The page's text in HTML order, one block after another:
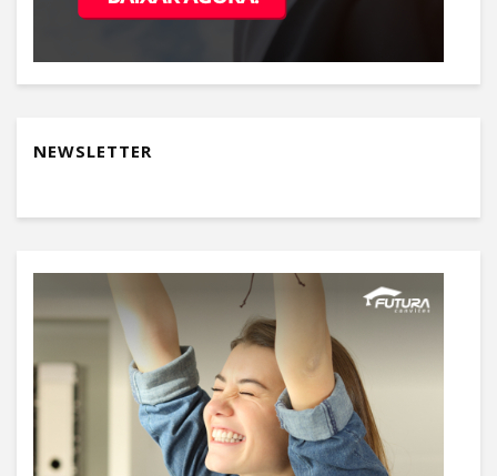
NEWSLETTER